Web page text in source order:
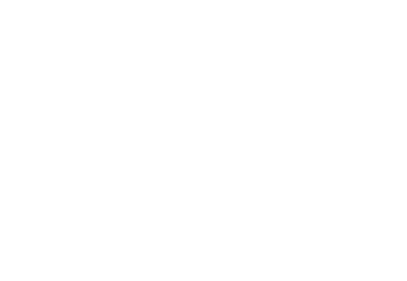
顿关闭工作
监管
费”代理注销分公司现场宣咨询活动
工作
工作给予肯定